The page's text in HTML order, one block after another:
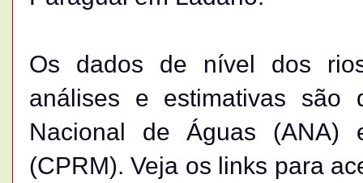
Os dados de nível dos
análises e estimativas são
Nacional de Águas (ANA)
(CPRM). Veja os links para